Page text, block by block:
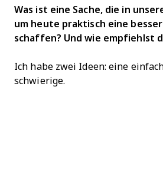
Was ist eine Sache, die in
um heute praktisch eine
schaffen? Und wie empfiehlst
Ich habe zwei Ideen: eine
schwierige.